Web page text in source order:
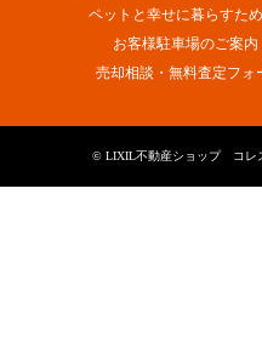
ペットと幸せに暮らすた
お客様駐車場のご案内
売却相談・無料査定フォ
© LIXIL不動産ショップ コレ